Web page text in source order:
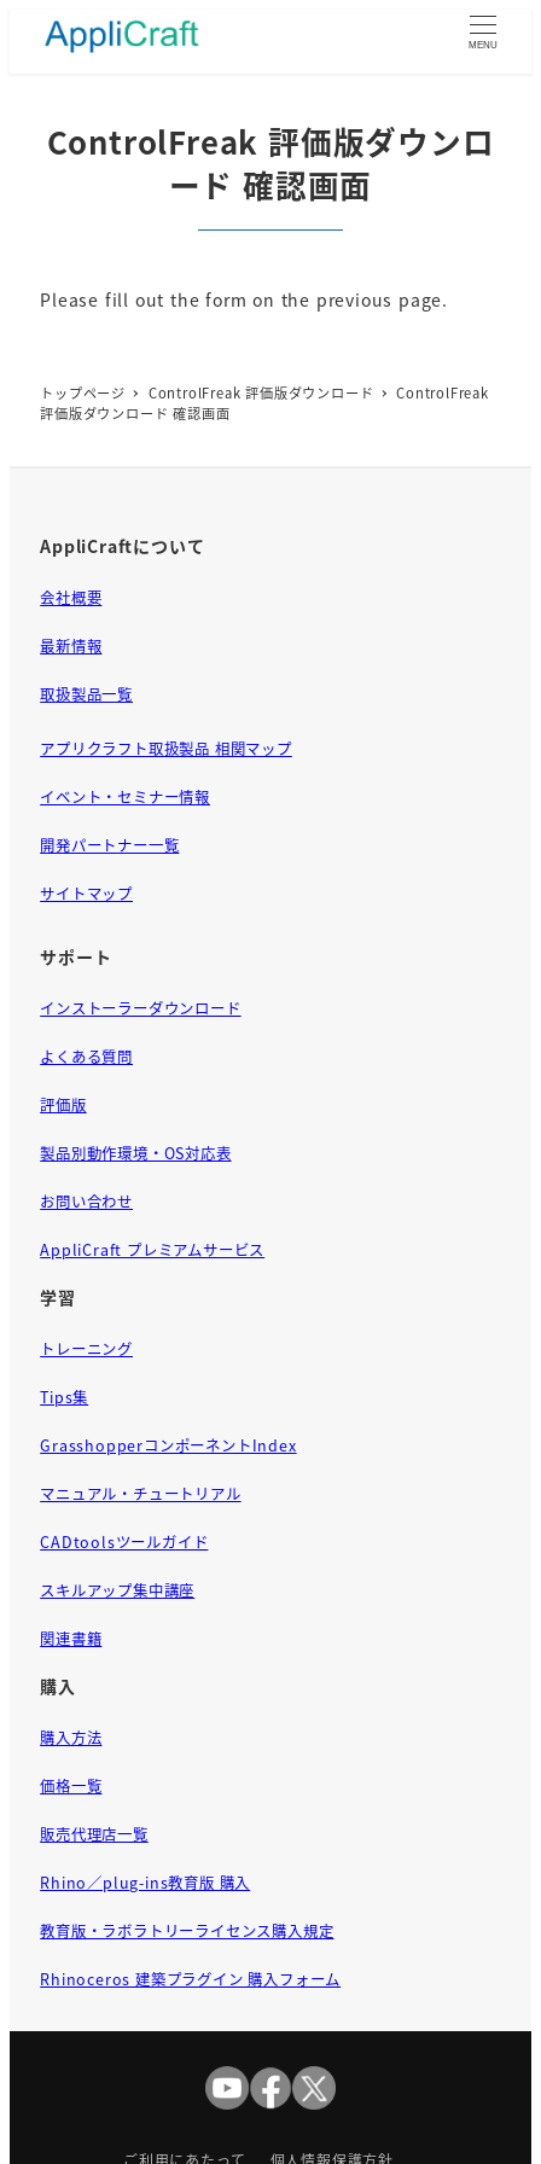
MENU
ControlFreak 評価版ダウンロ
ード 確認画面
Please fill out the form on the previous page.
トップページ ControlFreak 評価版ダウンロード
ControlFreak
評価版ダウンロード 確認画面
AppliCraftについて
会社概要
最新情報
取扱製品一覧
アプリクラフト取扱製品 相関マップ
イベント・セミナー情報
開発パートナー一覧
サイトマップ
サポート
インストーラーダウンロード
よくある質問
評価版
製品別動作環境・OS対応表
お問い合わせ
AppliCraft プレミアムサービス
学習
トレーニング
Tips集
GrasshopperコンポーネントIndex
マニュアル・チュートリアル
CADtoolsツールガイド
スキルアップ集中講座
関連書籍
購入
購入方法
価格一覧
販売代理店一覧
Rhino／plug-ins教育版 購入
教育版・ラボラトリーライセンス購入規定
Rhinoceros 建築プラグイン 購入フォーム